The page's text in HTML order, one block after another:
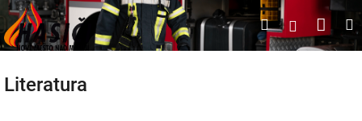
Přejít
na
obsah
HledatPřihlášení
Literatura